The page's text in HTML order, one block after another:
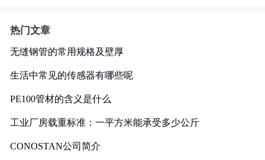
热门文章
无缝钢管的常用规格及壁厚
生活中常见的传感器有哪些呢
PE100管材的含义是什么
工业厂房载重标准：一平方米能承受多少公斤
CONOSTAN公司简介